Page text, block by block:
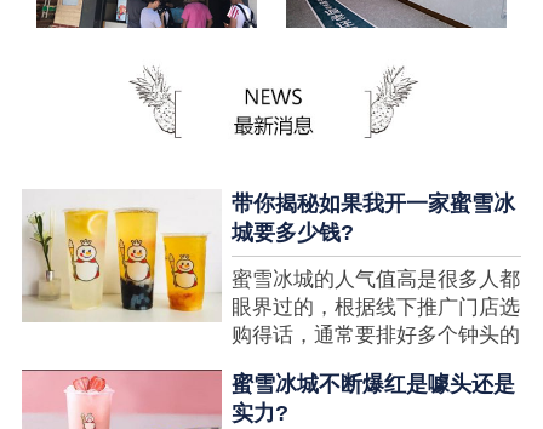
带你揭秘如果我开一家蜜雪冰
城要多少钱?
蜜雪冰城的人气值高是很多人都
眼界过的，根据线下推广门店选
购得话，通常要排好多个钟头的
想要排长队，为的便是那一杯令
人挂念的蜜雪冰城。顾客喜爱的
蜜雪冰城不断爆红是噱头还是
实力?